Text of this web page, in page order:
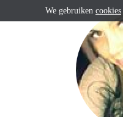
We gebruiken cookies